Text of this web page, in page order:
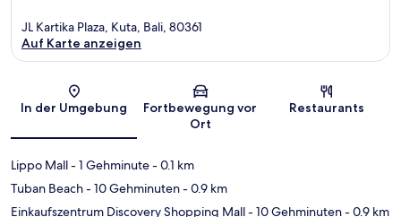
Karte
JL Kartika Plaza, Kuta, Bali, 80361
Auf Karte anzeigen
In der Umgebung
Fortbewegung vor
Ort
Restaurants
Lippo Mall- 1 Gehminute- 0.1 km
Tuban Beach- 10 Gehminuten- 0.9 km
Einkaufszentrum Discovery Shopping Mall- 10 Gehminuten- 0.9 km